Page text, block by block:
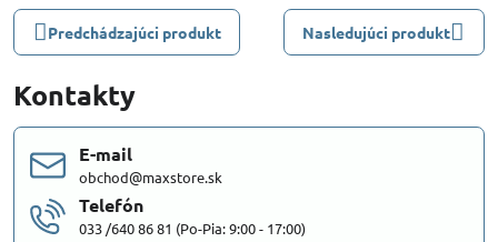
Predchádzajúci produkt Nasledujúci produkt
Kontakty
E-mail
obchod@maxstore.sk
Telefón
033 /640 86 81 (Po-Pia: 9:00 - 17:00)